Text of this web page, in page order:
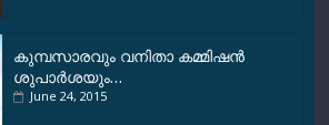
കുമ്പസാരവും വനിതാ കമ്മിഷന്‍
ശുപാര്‍ശയും…
June 24, 2015